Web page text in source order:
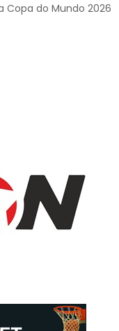
Copa do Mundo 2026